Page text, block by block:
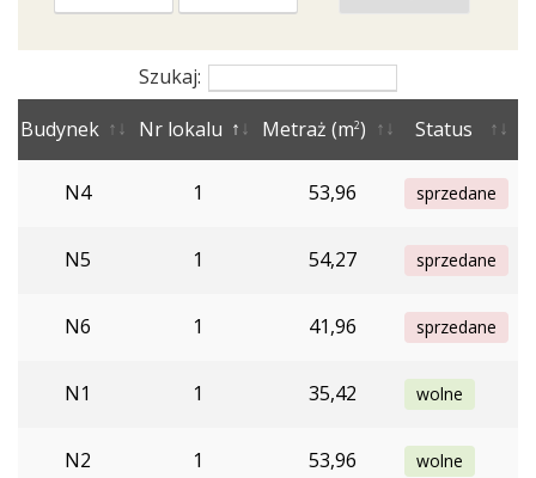
Szukaj:
Budynek Nr lokalu Metraż (m2) Status
N4 1 53,96 sprzedane
N5 1 54,27 sprzedane
N6 1 41,96 sprzedane
N1 1 35,42 wolne
N2 1 53,96 wolne